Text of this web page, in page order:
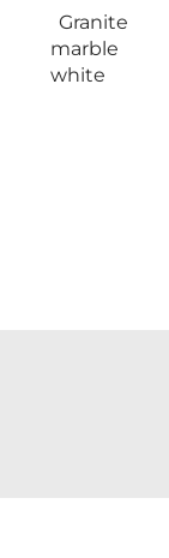
Granite
marble
white